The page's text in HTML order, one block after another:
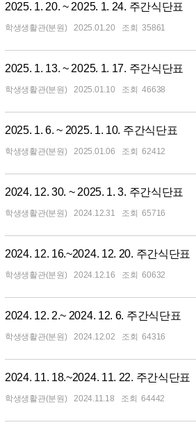
2025. 1. 20. ~ 2025. 1. 24. 주간식단표
학생생활관(분원) 2025.01.20 35861
2025. 1. 13. ~ 2025. 1. 17. 주간식단표
학생생활관(분원) 2025.01.10 46638
2025. 1. 6. ~ 2025. 1. 10. 주간식단표
학생생활관(분원) 2025.01.06 62412
2024. 12. 30. ~ 2025. 1. 3. 주간식단표
학생생활관(분원) 2024.12.31 65716
2024. 12. 16.~2024. 12. 20. 주간식단표
학생생활관(분원) 2024.12.16 60632
2024. 12. 2.~ 2024. 12. 6. 주간식단표
학생생활관(분원) 2024.12.02 64316
2024. 11. 18.~2024. 11. 22. 주간식단표
학생생활관(분원) 2024.11.18 64442